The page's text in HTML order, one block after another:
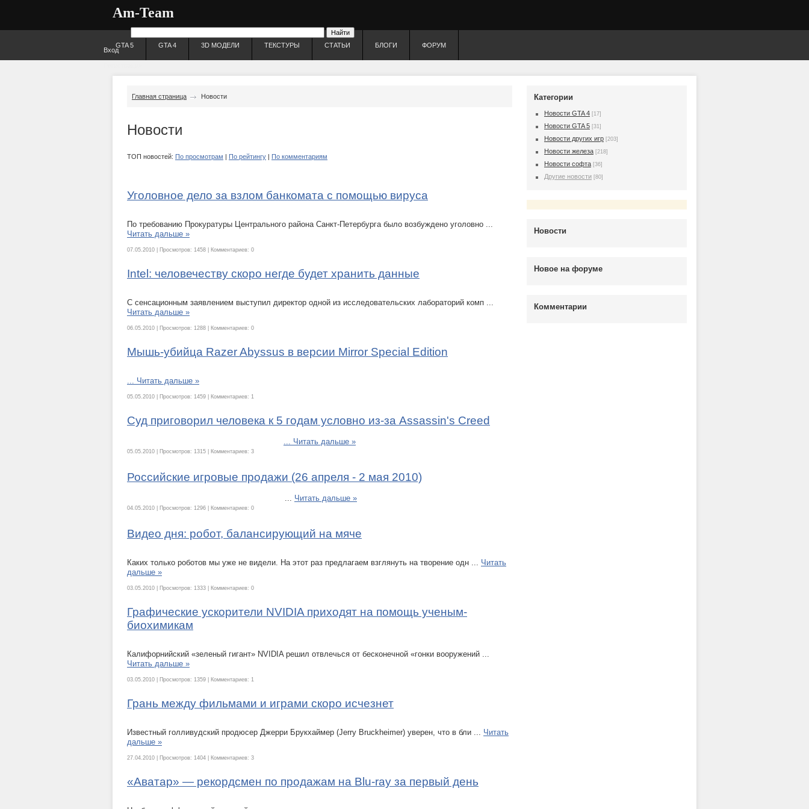
Am-Team
Вход
GTA 5 GTA 4 3D МОДЕЛИ ТЕКСТУРЫ СТАТЬИ БЛОГИ ФОРУМ
Главная страница Новости
Новости
ТОП новостей: По просмотрам | По рейтингу | По комментариям
Уголовное дело за взлом банкомата с помощью вируса
По требованию Прокуратуры Центрального района Санкт-Петербурга было возбуждено уголовно ...
Читать дальше »
07.05.2010 | Просмотров: 1458 | Комментариев: 0
Intel: человечеству скоро негде будет хранить данные
С сенсационным заявлением выступил директор одной из исследовательских лабораторий комп ...
Читать дальше »
06.05.2010 | Просмотров: 1288 | Комментариев: 0
Мышь-убийца Razer Abyssus в версии Mirror Special Edition
... Читать дальше »
05.05.2010 | Просмотров: 1459 | Комментариев: 1
Суд приговорил человека к 5 годам условно из-за Assassin's Creed
... Читать дальше »
05.05.2010 | Просмотров: 1315 | Комментариев: 3
Российские игровые продажи (26 апреля - 2 мая 2010)
... Читать дальше »
04.05.2010 | Просмотров: 1296 | Комментариев: 0
Видео дня: робот, балансирующий на мяче
Каких только роботов мы уже не видели. На этот раз предлагаем взглянуть на творение одн ... Читать
дальше »
03.05.2010 | Просмотров: 1333 | Комментариев: 0
Графические ускорители NVIDIA приходят на помощь ученым-
биохимикам
Калифорнийский «зеленый гигант» NVIDIA решил отвлечься от бесконечной «гонки вооружений ...
Читать дальше »
03.05.2010 | Просмотров: 1359 | Комментариев: 1
Грань между фильмами и играми скоро исчезнет
Известный голливудский продюсер Джерри Брукхаймер (Jerry Bruckheimer) уверен, что в бли ... Читать
дальше »
27.04.2010 | Просмотров: 1404 | Комментариев: 3
«Аватар» — рекордсмен по продажам на Blu-ray за первый день
Категории
Новости GTA 4 [17]
Новости GTA 5 [31]
Новости других игр [203]
Новости железа [218]
Новости софта [36]
Другие новости [80]
Новости
Новое на форуме
Комментарии